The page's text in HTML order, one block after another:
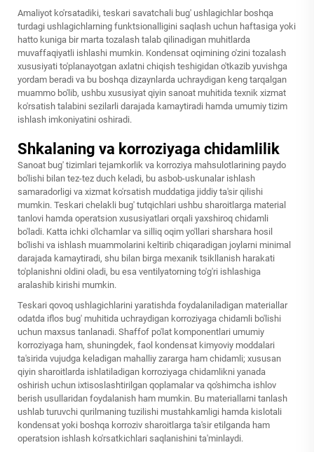
Amaliyot ko'rsatadiki, teskari savatchali bug' ushlagichlar boshqa
turdagi ushlagichlarning funktsionalligini saqlash uchun haftasiga yoki
hatto kuniga bir marta tozalash talab qilinadigan muhitlarda
muvaffaqiyatli ishlashi mumkin. Kondensat oqimining o'zini tozalash
xususiyati to'planayotgan axlatni chiqish teshigidan o'tkazib yuvishga
yordam beradi va bu boshqa dizaynlarda uchraydigan keng tarqalgan
muammo bo'lib, ushbu xususiyat qiyin sanoat muhitida texnik xizmat
ko'rsatish talabini sezilarli darajada kamaytiradi hamda umumiy tizim
ishlash imkoniyatini oshiradi.
Shkalaning va korroziyaga chidamlilik
Sanoat bug' tizimlari tejamkorlik va korroziya mahsulotlarining paydo
bo'lishi bilan tez-tez duch keladi, bu asbob-uskunalar ishlash
samaradorligi va xizmat ko'rsatish muddatiga jiddiy ta'sir qilishi
mumkin. Teskari chelakli bug' tutqichlari ushbu sharoitlarga material
tanlovi hamda operatsion xususiyatlari orqali yaxshiroq chidamli
bo'ladi. Katta ichki o'lchamlar va silliq oqim yo'llari sharshara hosil
bo'lishi va ishlash muammolarini keltirib chiqaradigan joylarni minimal
darajada kamaytiradi, shu bilan birga mexanik tsikllanish harakati
to'planishni oldini oladi, bu esa ventilyatorning to'g'ri ishlashiga
aralashib kirishi mumkin.
Teskari qovoq ushlagichlarini yaratishda foydalaniladigan materiallar
odatda iflos bug' muhitida uchraydigan korroziyaga chidamli bo'lishi
uchun maxsus tanlanadi. Shaffof po'lat komponentlari umumiy
korroziyaga ham, shuningdek, faol kondensat kimyoviy moddalari
ta'sirida vujudga keladigan mahalliy zararga ham chidamli; xususan
qiyin sharoitlarda ishlatiladigan korroziyaga chidamlikni yanada
oshirish uchun ixtisoslashtirilgan qoplamalar va qo'shimcha ishlov
berish usullaridan foydalanish ham mumkin. Bu materiallarni tanlash
ushlab turuvchi qurilmaning tuzilishi mustahkamligi hamda kislotali
kondensat yoki boshqa korroziv sharoitlarga ta'sir etilganda ham
operatsion ishlash ko'rsatkichlari saqlanishini ta'minlaydi.